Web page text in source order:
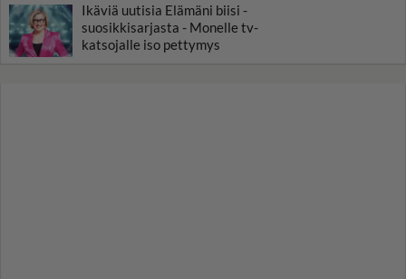
Ikäviä uutisia Elämäni biisi -
suosikkisarjasta - Monelle tv-
katsojalle iso pettymys